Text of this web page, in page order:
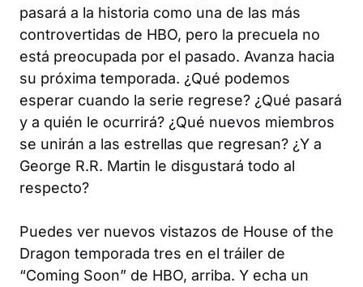
pasará a la historia como una de las más
controvertidas de HBO, pero la precuela no
está preocupada por el pasado. Avanza hacia
su próxima temporada. ¿Qué podemos
esperar cuando la serie regrese? ¿Qué pasará
y a quién le ocurrirá? ¿Qué nuevos miembros
se unirán a las estrellas que regresan? ¿Y a
George R.R. Martin le disgustará todo al
respecto?
Puedes ver nuevos vistazos de House of the
Dragon temporada tres en el tráiler de
“Coming Soon” de HBO, arriba. Y echa un